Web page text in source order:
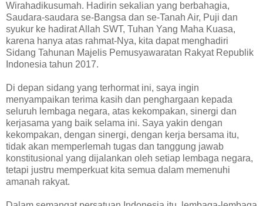
Wirahadikusumah. Hadirin sekalian yang berbahagia,
Saudara-saudara se-Bangsa dan se-Tanah Air, Puji dan
syukur ke hadirat Allah SWT, Tuhan Yang Maha Kuasa,
karena hanya atas rahmat-Nya, kita dapat menghadiri
Sidang Tahunan Majelis Pemusyawaratan Rakyat Republik
Indonesia tahun 2017.
Di depan sidang yang terhormat ini, saya ingin
menyampaikan terima kasih dan penghargaan kepada
seluruh lembaga negara, atas kekompakan, sinergi dan
kerjasama yang baik selama ini. Saya yakin dengan
kekompakan, dengan sinergi, dengan kerja bersama itu,
tidak akan memperlemah tugas dan tanggung jawab
konstitusional yang dijalankan oleh setiap lembaga negara,
tetapi justru memperkuat kita semua dalam memenuhi
amanah rakyat.